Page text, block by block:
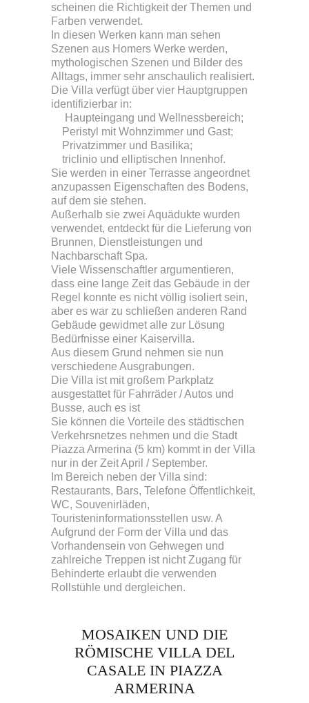
scheinen die Richtigkeit der Themen und
Farben verwendet.
In diesen Werken kann man sehen
Szenen aus Homers Werke werden,
mythologischen Szenen und Bilder des
Alltags, immer sehr anschaulich realisiert.
Die Villa verfügt über vier Hauptgruppen
identifizierbar in:
Haupteingang und Wellnessbereich;
Peristyl mit Wohnzimmer und Gast;
Privatzimmer und Basilika;
triclinio und elliptischen Innenhof.
Sie werden in einer Terrasse angeordnet
anzupassen Eigenschaften des Bodens,
auf dem sie stehen.
Außerhalb sie zwei Aquädukte wurden
verwendet, entdeckt für die Lieferung von
Brunnen, Dienstleistungen und
Nachbarschaft Spa.
Viele Wissenschaftler argumentieren,
dass eine lange Zeit das Gebäude in der
Regel konnte es nicht völlig isoliert sein,
aber es war zu schließen anderen Rand
Gebäude gewidmet alle zur Lösung
Bedürfnisse einer Kaiservilla.
Aus diesem Grund nehmen sie nun
verschiedene Ausgrabungen.
Die Villa ist mit großem Parkplatz
ausgestattet für Fahrräder / Autos und
Busse, auch es ist
Sie können die Vorteile des städtischen
Verkehrsnetzes nehmen und die Stadt
Piazza Armerina (5 km) kommt in der Villa
nur in der Zeit April / September.
Im Bereich neben der Villa sind:
Restaurants, Bars, Telefone Öffentlichkeit,
WC, Souvenirläden,
Touristeninformationsstellen usw. A
Aufgrund der Form der Villa und das
Vorhandensein von Gehwegen und
zahlreiche Treppen ist nicht Zugang für
Behinderte erlaubt die verwenden
Rollstühle und dergleichen.
MOSAIKEN UND DIE
RÖMISCHE VILLA DEL
CASALE IN PIAZZA
ARMERINA